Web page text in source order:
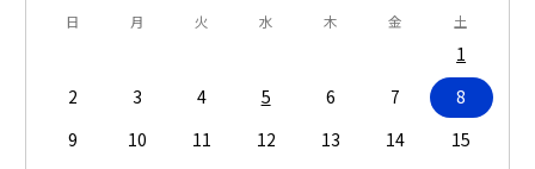
日 月 火 水 木 金 土
1
2
3 4 5 6 7
8
9
10 11 12 13 14
15